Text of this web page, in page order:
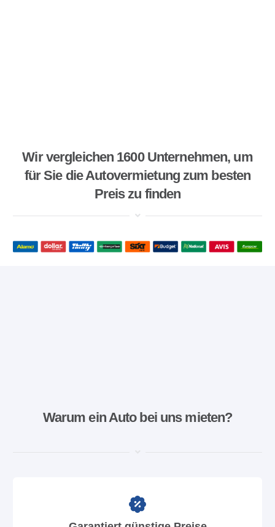
Wir vergleichen 1600 Unternehmen, um
für Sie die Autovermietung zum besten
Preis zu finden
Warum ein Auto bei uns mieten?